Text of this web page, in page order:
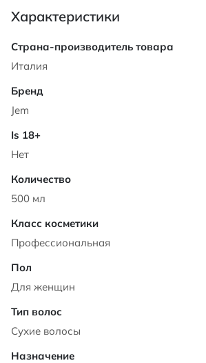
Характеристики
Характеристики
Италия
Jem
Нет
500 мл
Профессиональная
Для женщин
Сухие волосы